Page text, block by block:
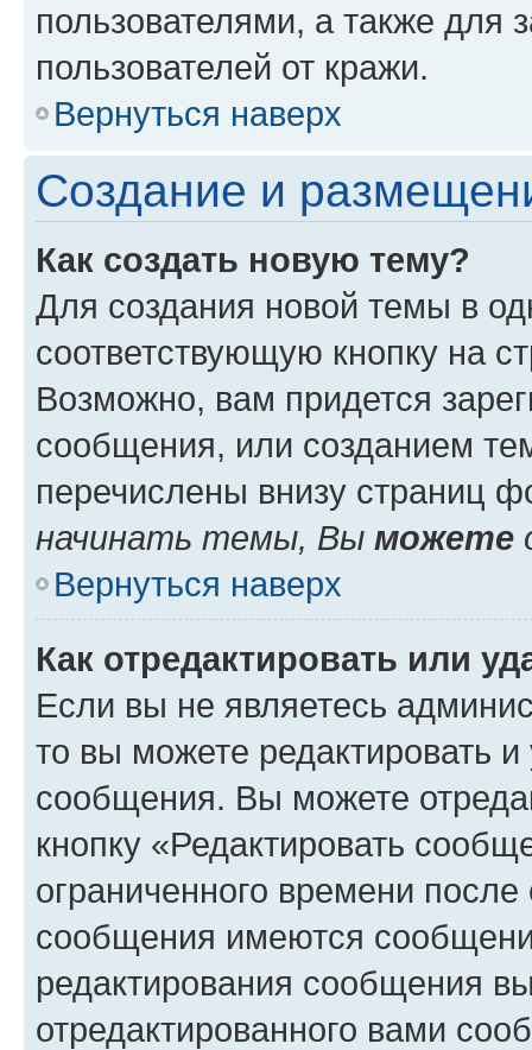
пользователями, а также для
пользователей от кражи.
Вернуться наверх
Создание и
Как создать новую тему?
Для создания новой темы в
соответствующую кнопку на
Возможно, вам придется
сообщения, или созданием
перечислены внизу страниц
начинать темы, Вы можете
Вернуться наверх
Как отредактировать или
Если вы не являетесь
то вы можете редактировать
сообщения. Вы можете
кнопку «Редактировать
ограниченного времени
сообщения имеются
редактирования сообщения
отредактированного вами